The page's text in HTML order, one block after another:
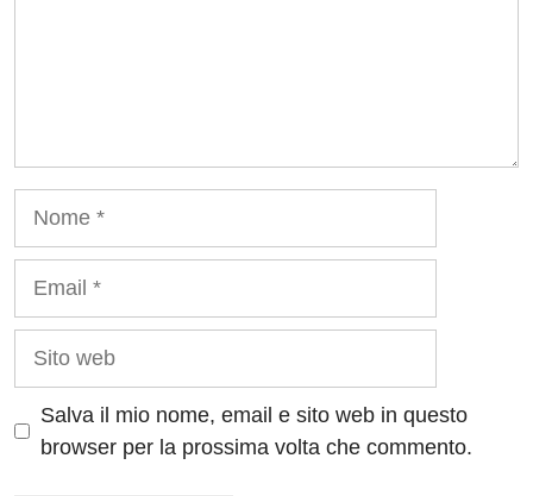
Salva il mio nome, email e sito web in questo
browser per la prossima volta che commento.